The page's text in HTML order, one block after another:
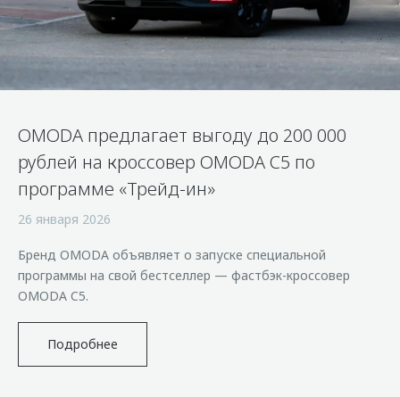
Страхование
Кредитный калькулятор
Оригинальные аксессуары
Запчасти
Трейд-ин
Клиентская поддержка
Клуб владельцев OMODA
Одежда и сувениры
Обратная связь
OMODA предлагает выгоду до 200 000
рублей на кроссовер OMODA C5 по
программе «Трейд-ин»
26 января 2026
Бренд OMODA объявляет о запуске специальной
программы на свой бестселлер — фастбэк-кроссовер
OMODA C5.
Подробнее